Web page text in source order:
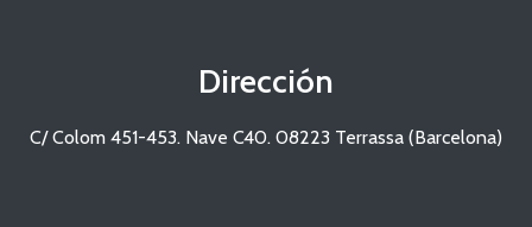
Dirección
C/ Colom 451-453. Nave C40. 08223 Terrassa (Barcelona)